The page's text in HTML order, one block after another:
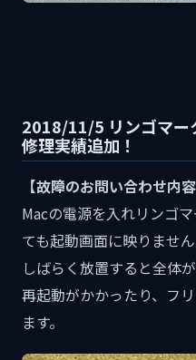
2018/11/5 リンゴマー
修理実績追加！
【故障のお問い合わせ内容
Macの電源を入れリンゴ
ても起動画面に映りません
しばらく放置すると全体
再起動がかかったり、フ
ます。